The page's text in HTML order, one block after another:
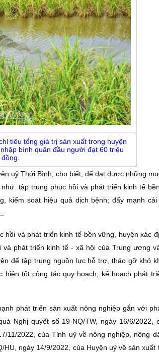
tiêu tổng giá trị sản xuất trong huyện
bình quân đầu người đạt 60 triệu
đồng.
uỷ Thới Bình, cho biết, để đạt được những
tập trung phục hồi và phát triển kinh tế
kiểm soát hiệu quả dịch bệnh; đẩy mạnh
hồi và phát triển kinh tế bền vững, huyện xác
phát triển kinh tế - xã hội của Trung ương
để tập trung nguồn lực hỗ trợ, tháo gỡ khó
tốt công tác quy hoạch, kế hoạch phát
phát triển sản xuất nông nghiệp gắn với
Nghị quyết số 19-NQ/TW, ngày 16/6/2022,
11/2022, của Tỉnh uỷ về nông nghiệp, nông
HU, ngày 14/9/2022, của Huyện uỷ về sản